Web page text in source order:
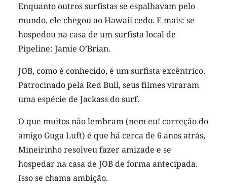
Enquanto outros surfistas se espalhavam pelo
mundo, ele chegou ao Hawaii cedo. E mais: se
hospedou na casa de um surfista local de
Pipeline: Jamie O’Brian.
JOB, como é conhecido, é um surfista excêntrico.
Patrocinado pela Red Bull, seus filmes viraram
uma espécie de Jackass do surf.
O que muitos não lembram (nem eu! correção do
amigo Guga Luft) é que há cerca de 6 anos atrás,
Mineirinho resolveu fazer amizade e se
hospedar na casa de JOB de forma antecipada.
Isso se chama ambição.